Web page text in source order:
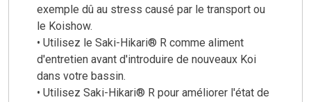
exemple dû au stress causé par le transport ou
le Koishow.
• Utilisez le Saki-Hikari® R comme aliment
d'entretien avant d'introduire de nouveaux Koi
dans votre bassin.
• Utilisez Saki-Hikari® R pour améliorer l'état de